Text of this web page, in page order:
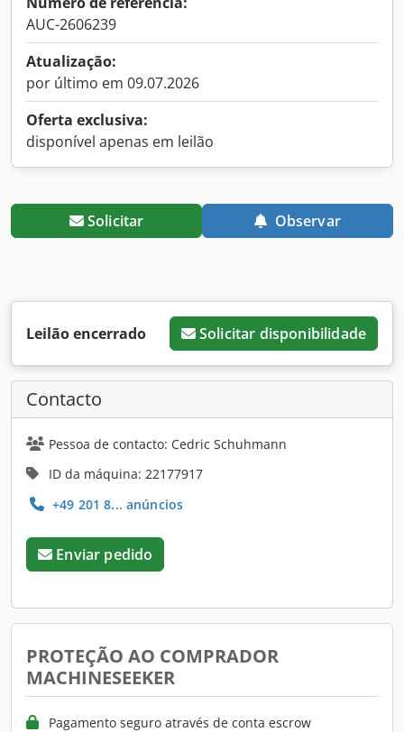
AUC-2606239
Atualização:
por último em 09.07.2026
Oferta exclusiva:
disponível apenas em leilão
Solicitar Observar
Leilão encerrado Solicitar disponibilidade
Contacto
Pessoa de contacto: Cedric Schuhmann
ID da máquina: 22177917
+49 201 8... anúncios
Enviar pedido
PROTEÇÃO AO COMPRADOR
MACHINESEEKER
Pagamento seguro através de conta escrow